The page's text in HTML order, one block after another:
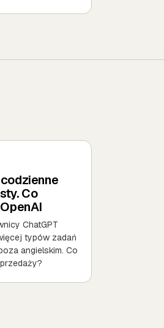
Co
ChatGPT
typów zadań
angielskim. Co